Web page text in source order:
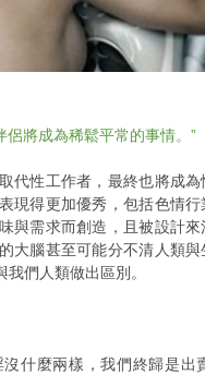
侶將成為稀鬆平常的事情。”
代性工作者，最終也將成
現得更加優秀，包括色情
與需求而創造，且被設計
大腦甚至可能分不清人類
們人類做出區別。
什麼兩樣，我們終歸是出